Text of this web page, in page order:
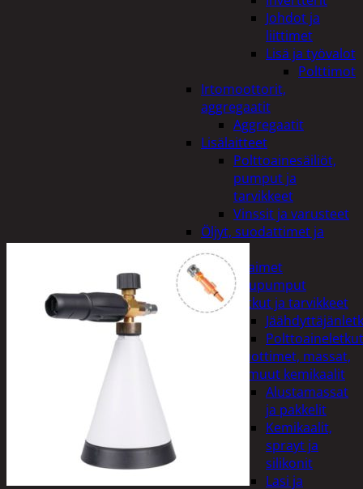
Johdot ja
liittimet
Lisä ja työvalot
Polttimot
Irtomoottorit,
aggregaatit
Aggregaatit
Lisälaitteet
Polttoainesäiliöt,
pumput ja
tarvikkeet
Vinssit ja varusteet
Öljyt, suodattimet ja
nesteet
Avaimet
Imupumput
Letkut ja tarvikkeet
Polttoaineletkut
Liuottimet, massat,
ja muut kemikaalit
Alustamassat
ja pakkelit
Kemikaalit,
sprayt ja
silikonit
Lasi ja